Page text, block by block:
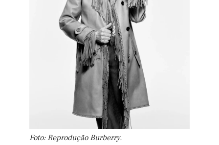
Foto: Reprodução Burberry.